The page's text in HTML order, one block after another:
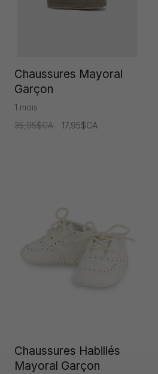
Chaussures Mayoral
Garçon
1 mois
35,95$CA
17,95$CA
Chaussures Habillés
Mayoral Garçon